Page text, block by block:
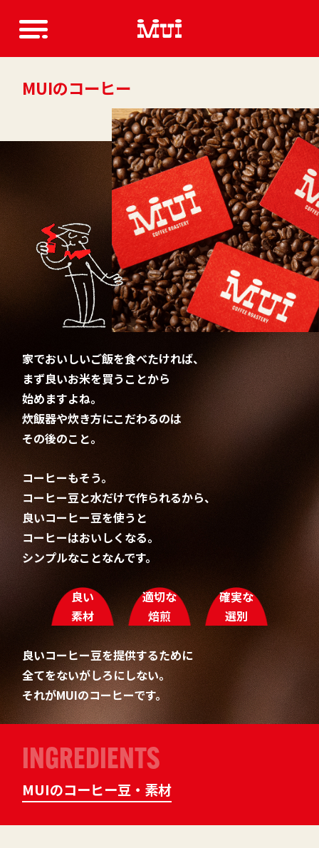
MUIのコーヒー
家でおいしいご飯を⾷べたければ、
まず良いお⽶を買うことから
始めますよね。
炊飯器や炊き⽅にこだわるのは
その後のこと。
コーヒーもそう。
コーヒー⾖と⽔だけで作られるから、
良いコーヒー⾖を使うと
コーヒーはおいしくなる。
シンプルなことなんです。
良い
素材
適切な
焙煎
確実な
選別
良いコーヒー豆を提供するために
全てをないがしろにしない。
それがMUIのコーヒーです。
INGREDIENTS
MUIのコーヒー豆・素材